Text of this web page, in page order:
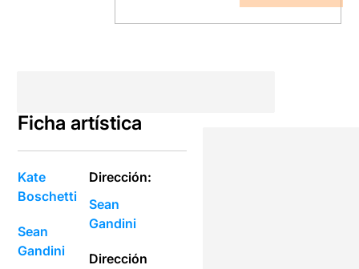
Ficha artística
Kate
Boschetti
Sean
Gandini
Dirección:
Sean
Gandini
Dirección